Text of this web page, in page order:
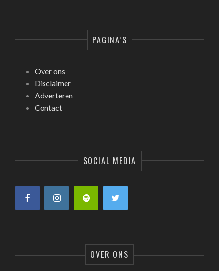
PAGINA’S
Over ons
Disclaimer
Adverteren
Contact
SOCIAL MEDIA
OVER ONS